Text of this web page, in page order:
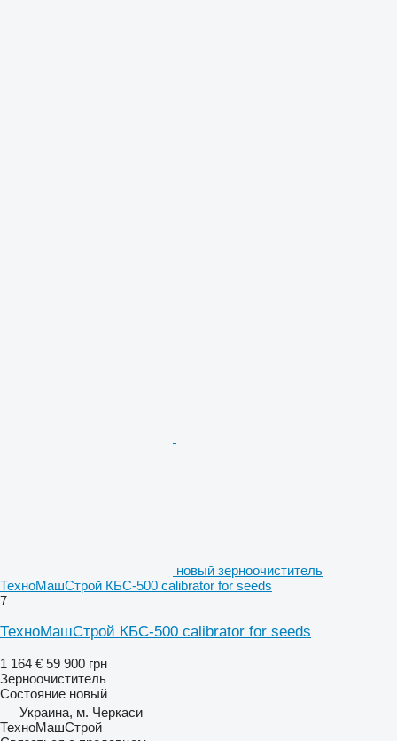
новый зерноочиститель
ТехноМашСтрой КБС-500 calibrator for seeds
7
ТехноМашСтрой КБС-500 calibrator for seeds
1 164 € 59 900 грн
Зерноочиститель
Состояние новый
Украина, м. Черкаси
ТехноМашСтрой